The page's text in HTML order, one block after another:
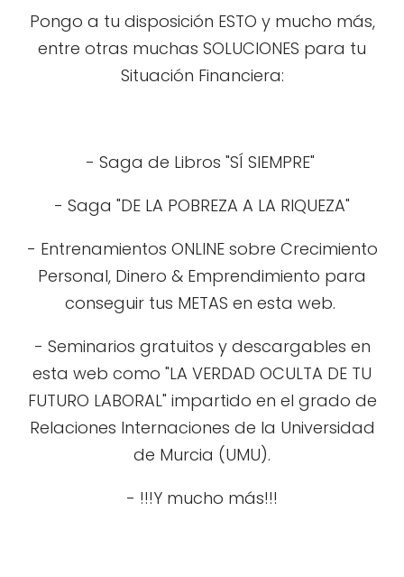
Pongo a tu disposición ESTO y mucho más,
entre otras muchas SOLUCIONES para tu
Situación Financiera:
- Saga de Libros "SÍ SIEMPRE"
- Saga "DE LA POBREZA A LA RIQUEZA"
- Entrenamientos ONLINE sobre Crecimiento
Personal, Dinero & Emprendimiento para
conseguir tus METAS en esta web.
- Seminarios gratuitos y descargables en
esta web como "LA VERDAD OCULTA DE TU
FUTURO LABORAL" impartido en el grado de
Relaciones Internaciones de la Universidad
de Murcia (UMU).
- !!!Y mucho más!!!